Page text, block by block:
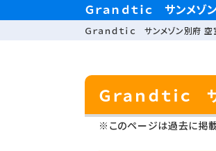
Ｇｒａｎｄｔｉｃ サンメゾ
Ｇｒａｎｄｔｉｃ サンメゾン別府
Ｇｒａｎｄｔｉ
※このページは過去に掲載